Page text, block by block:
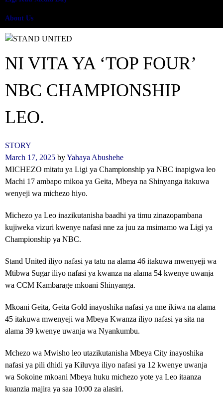
About Us
NI VITA YA ‘TOP FOUR’
NBC CHAMPIONSHIP
LEO.
STORY
March 17, 2025 byYahaya Abushehe
MICHEZO mitatu ya Ligi ya Championship ya NBC inapigwa leo
Machi 17 ambapo mikoa ya Geita, Mbeya na Shinyanga itakuwa
wenyeji wa michezo hiyo.
Michezo ya Leo inazikutanisha baadhi ya timu zinazopambana
kujiweka vizuri kwenye nafasi nne za juu za msimamo wa Ligi ya
Championship ya NBC.
Stand United iliyo nafasi ya tatu na alama 46 itakuwa mwenyeji wa
Mtibwa Sugar iliyo nafasi ya kwanza na alama 54 kwenye uwanja
wa CCM Kambarage mkoani Shinyanga.
Mkoani Geita, Geita Gold inayoshika nafasi ya nne ikiwa na alama
45 itakuwa mwenyeji wa Mbeya Kwanza iliyo nafasi ya sita na
alama 39 kwenye uwanja wa Nyankumbu.
Mchezo wa Mwisho leo utazikutanisha Mbeya City inayoshika
nafasi ya pili dhidi ya Kiluvya iliyo nafasi ya 12 kwenye uwanja
wa Sokoine mkoani Mbeya huku michezo yote ya Leo itaanza
kuanzia majira ya saa 10:00 za alasiri.